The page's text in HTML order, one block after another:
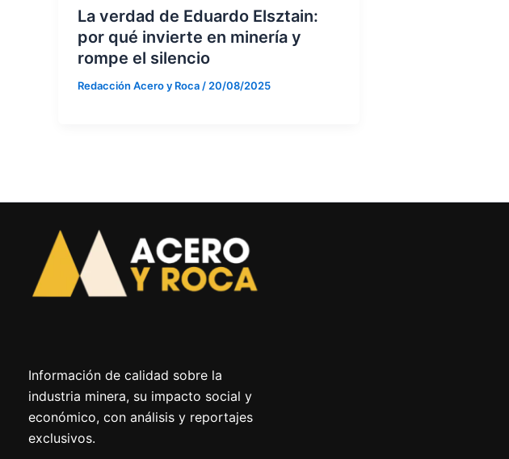
La verdad de Eduardo Elsztain:
por qué invierte en minería y
rompe el silencio
Redacción Acero y Roca / 20/08/2025
Información de calidad sobre la
industria minera, su impacto social y
económico, con análisis y reportajes
exclusivos.